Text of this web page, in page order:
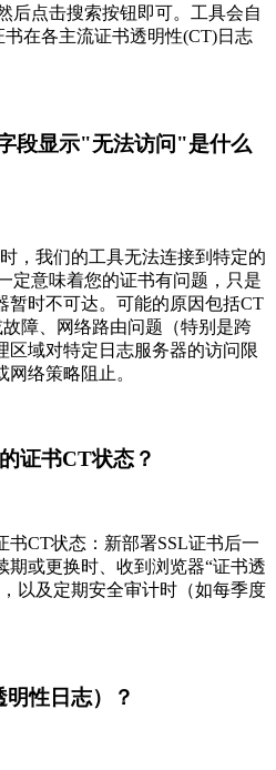
然后点击搜索按钮即可。工具会自
在各主流证书透明性(CT)日志
段显示"无法访问"是什么
，我们的工具无法连接到特定的
定意味着您的证书有问题，只是
暂时不可达。可能的原因包括CT
障、网络路由问题（特别是跨
区域对特定日志服务器的访问限
络策略阻止。
证书CT状态？
书CT状态：新部署SSL证书后一
期或更换时、收到浏览器“证书透
以及定期安全审计时（如每季度
性日志）？